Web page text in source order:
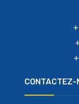
CONTACTEZ-